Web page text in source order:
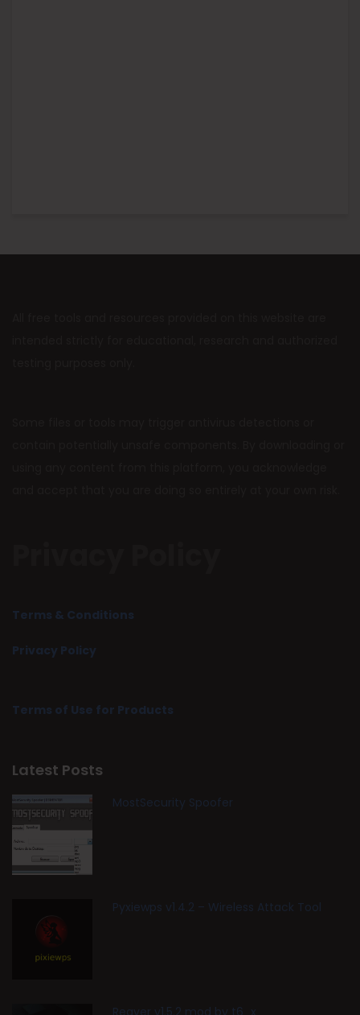
Terms & Conditions
Privacy Policy
Terms of Use for Products
Latest Posts
MostSecurity Spoofer
Pyxiewps v1.4.2 – Wireless Attack Tool